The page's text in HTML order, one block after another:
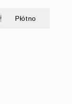
Płótno